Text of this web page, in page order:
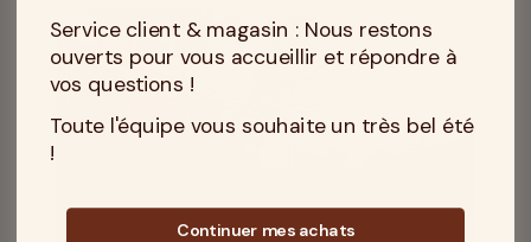
Service client & magasin : Nous restons
ouverts pour vous accueillir et répondre à
vos questions !
Toute l'équipe vous souhaite un très bel été
!
Continuer mes achats